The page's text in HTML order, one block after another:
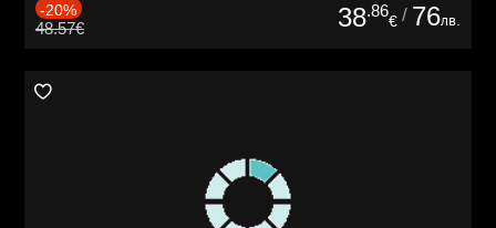
-20%
48.57€ 38.86
€ / 76лв.